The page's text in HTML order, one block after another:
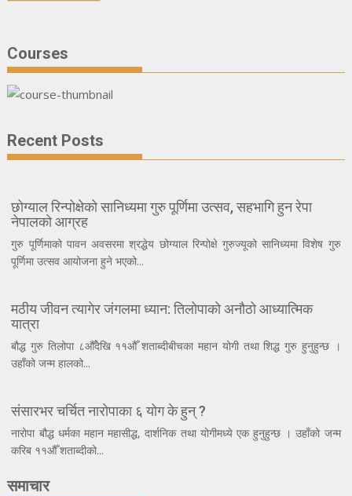
Courses
Recent Posts
छोग्याल रिन्पोक्षेको सानिध्यमा गुरु पूर्णिमा उत्सव, सहभागि हुन रेपा
नेपालको आग्रह
गुरु पूर्णिमाको पावन अवसरमा श्रद्धेय छोग्याल रिन्पोक्षे गुरुज्यूको सानिध्यमा विशेष गुरु
पूर्णिमा उत्सव आयोजना हुने भएको...
मठीय जीवन त्यागेर जंगलमा ध्यान: तिलोपाको अनौठो आध्यात्मिक
यात्रा
बौद्ध गुरु तिलोपा ८औँदेखि ११औँ शताब्दीबीचका महान योगी तथा शिद्ध गुरु हुनुहुन्छ ।
उहाँको जन्म हालको...
संसारभर चर्चित नारोपाका ६ योग के हुन् ?
नारोपा बौद्ध धर्मका महान महासीद्ध, दार्शनिक तथा योगीमध्ये एक हुनुहुन्छ । उहाँको जन्म
करिब ११औँ शताब्दीको...
समाचार